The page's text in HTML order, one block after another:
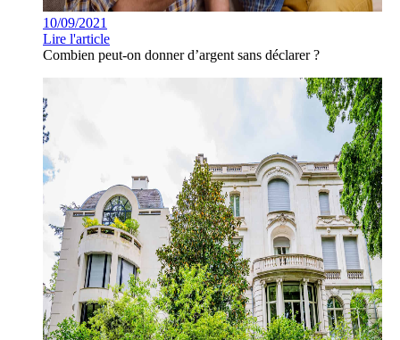
10/09/2021
Lire l'article
Combien peut-on donner d’argent sans déclarer ?